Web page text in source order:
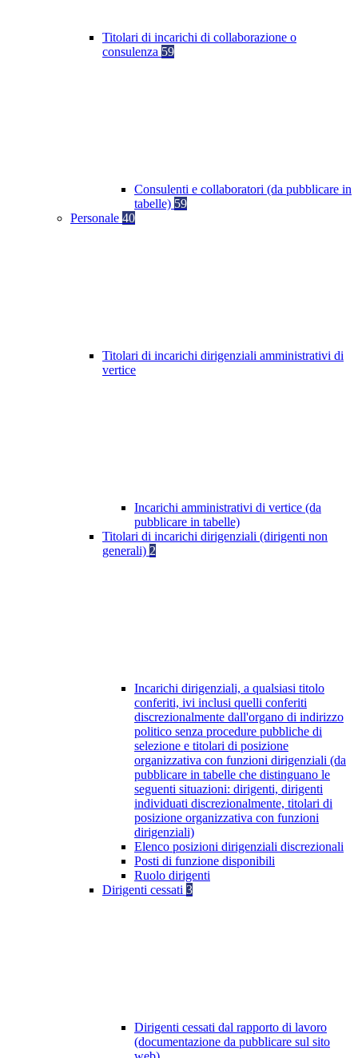
Titolari di incarichi di collaborazione o
consulenza 59
Consulenti e collaboratori (da pubblicare in
tabelle) 59
Personale 40
Titolari di incarichi dirigenziali amministrativi di
vertice
Incarichi amministrativi di vertice (da
pubblicare in tabelle)
Titolari di incarichi dirigenziali (dirigenti non
generali) 2
Incarichi dirigenziali, a qualsiasi titolo
conferiti, ivi inclusi quelli conferiti
discrezionalmente dall'organo di indirizzo
politico senza procedure pubbliche di
selezione e titolari di posizione
organizzativa con funzioni dirigenziali (da
pubblicare in tabelle che distinguano le
seguenti situazioni: dirigenti, dirigenti
individuati discrezionalmente, titolari di
posizione organizzativa con funzioni
dirigenziali)
Elenco posizioni dirigenziali discrezionali
Posti di funzione disponibili
Ruolo dirigenti
Dirigenti cessati 3
Dirigenti cessati dal rapporto di lavoro
(documentazione da pubblicare sul sito